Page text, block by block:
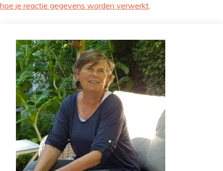
hoe je reactie gegevens worden verwerkt.